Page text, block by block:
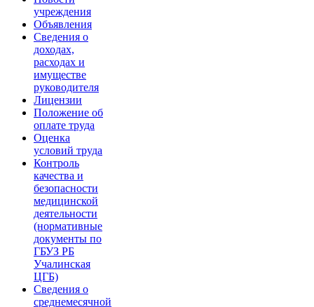
учреждения
Объявления
Сведения о
доходах,
расходах и
имуществе
руководителя
Лицензии
Положение об
оплате труда
Оценка
условий труда
Контроль
качества и
безопасности
медицинской
деятельности
(нормативные
документы по
ГБУЗ РБ
Учалинская
ЦГБ)
Сведения о
среднемесячной